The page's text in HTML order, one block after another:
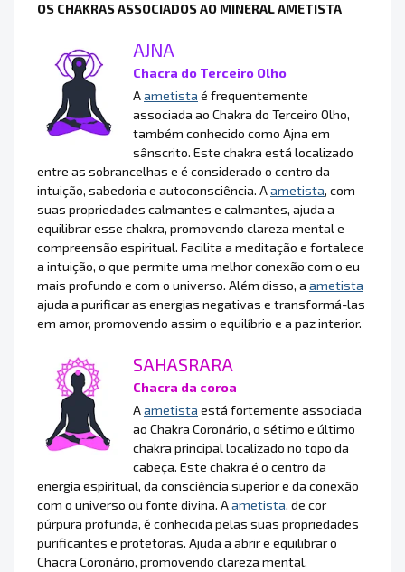
OS CHAKRAS ASSOCIADOS AO MINERAL AMETISTA
AJNA
Chacra do Terceiro Olho
Aametista é frequentemente
associada ao Chakra do Terceiro Olho,
também conhecido como Ajna em
sânscrito. Este chakra está localizado
entre as sobrancelhas e é considerado o centro da
intuição, sabedoria e autoconsciência. Aametista, com
suas propriedades calmantes e calmantes, ajuda a
equilibrar esse chakra, promovendo clareza mental e
compreensão espiritual. Facilita a meditação e fortalece
a intuição, o que permite uma melhor conexão com o eu
mais profundo e com o universo. Além disso, a ametista
ajuda a purificar as energias negativas e transformá-las
em amor, promovendo assim o equilíbrio e a paz interior.
SAHASRARA
Chacra da coroa
Aametista está fortemente associada
ao Chakra Coronário, o sétimo e último
chakra principal localizado no topo da
cabeça. Este chakra é o centro da
energia espiritual, da consciência superior e da conexão
com o universo ou fonte divina. Aametista, de cor
púrpura profunda, é conhecida pelas suas propriedades
purificantes e protetoras. Ajuda a abrir e equilibrar o
Chacra Coronário, promovendo clareza mental,